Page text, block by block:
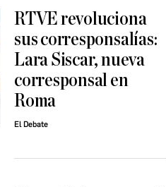
RTVE revoluciona
sus corresponsalías:
Lara Siscar, nueva
corresponsal en
Roma
El Debate